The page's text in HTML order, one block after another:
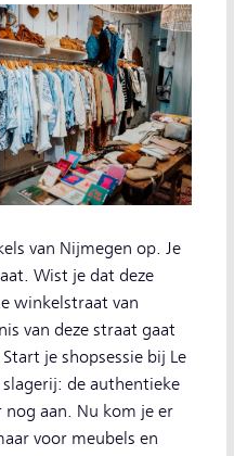
van Nijmegen op. Je
Wist je dat deze
winkelstraat van
van deze straat gaat
je shopsessie bij Le
de authentieke
aan. Nu kom je er
voor meubels en